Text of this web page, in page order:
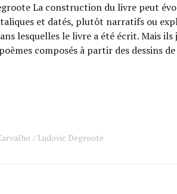
La construction du livre peut
et datés, plutôt narratifs ou
lesquelles le livre a été écrit. Mais
composés à partir des dessins
Ludovic Degroote